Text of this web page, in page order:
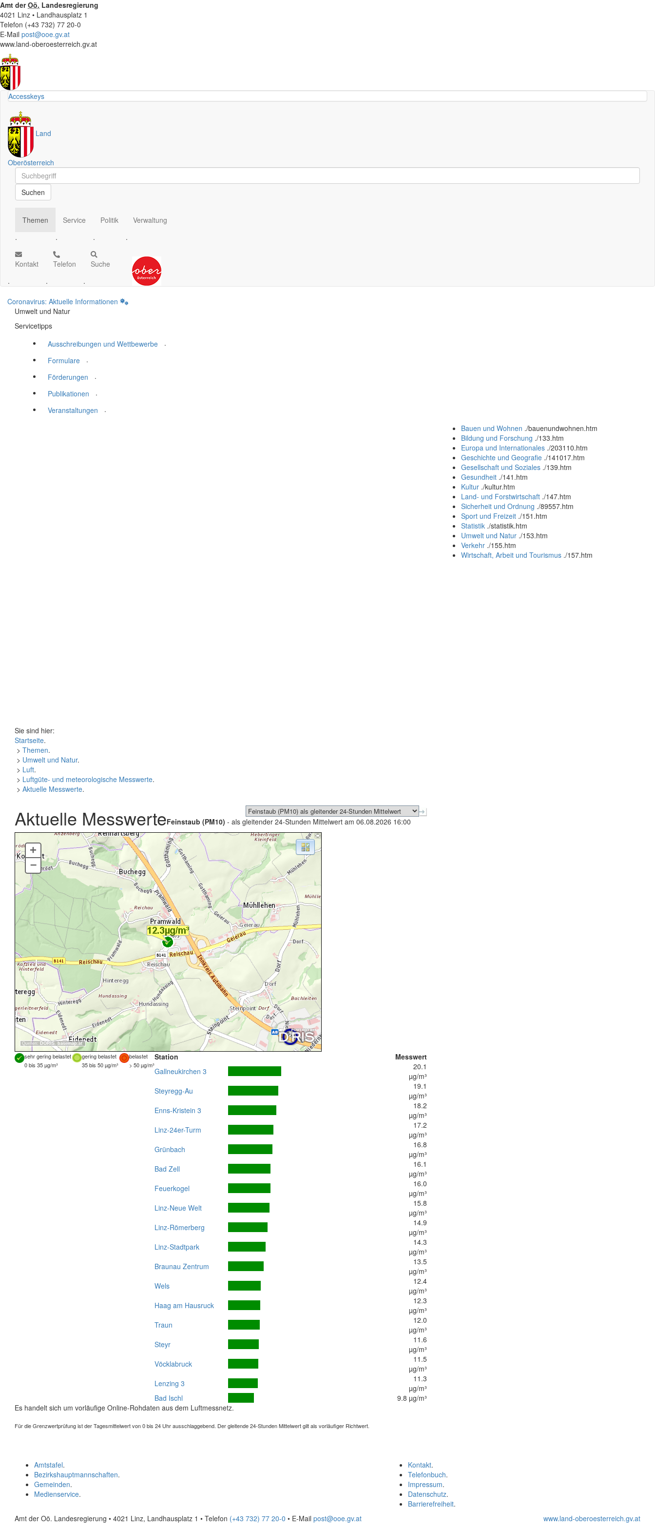
Amt derOö. Landesregierung
4021 Linz • Landhausplatz 1
Telefon (+43 732) 77 20-0
E-Mail post@ooe.gv.at
www.land-oberoesterreich.gv.at
Accesskeys
Land
Oberösterreich
Schnellsuche
Schnellsuche
Suchen
Themen
.
Service
.
Politik
.
Verwaltung
.
Kontakt
.
Telefon
.
Suche
.
Coronavirus: Aktuelle Informationen
Umwelt und Natur
Servicetipps
Ausschreibungen und Wettbewerbe
.
Formulare
.
Förderungen
.
Publikationen
.
Veranstaltungen
.
Bauen und Wohnen ./bauenundwohnen.htm
Bildung und Forschung ./133.htm
Europa und Internationales ./203110.htm
Geschichte und Geografie ./141017.htm
Gesellschaft und Soziales ./139.htm
Gesundheit ./141.htm
Kultur ./kultur.htm
Land- und Forstwirtschaft ./147.htm
Sicherheit und Ordnung ./89557.htm
Sport und Freizeit ./151.htm
Statistik ./statistik.htm
Umwelt und Natur ./153.htm
Verkehr ./155.htm
Wirtschaft, Arbeit und Tourismus ./157.htm
Sie sind hier:
Startseite.
> Themen.
> Umwelt und Natur.
> Luft.
> Luftgüte- und meteorologische Messwerte.
> Aktuelle Messwerte.
Aktuelle MesswerteFeinstaub (PM10) - als gleitender 24-Stunden Mittelwert am 06.08.2026 16:00
Quellen: DORIS, basemap.at
+
–
sehr gering belastet gering belastet
belastet
0 bis 35 µg/m³
35 bis 50 µg/m³ > 50 µg/m³
Station
Messwert
Gallneukirchen 3
20.1
µg/m³
Steyregg-Au
19.1
µg/m³
Enns-Kristein 3
18.2
µg/m³
Linz-24er-Turm
17.2
µg/m³
Grünbach
16.8
µg/m³
Bad Zell
16.1
µg/m³
Feuerkogel
16.0
µg/m³
Linz-Neue Welt
15.8
µg/m³
Linz-Römerberg
14.9
µg/m³
Linz-Stadtpark
14.3
µg/m³
Braunau Zentrum
13.5
µg/m³
Wels
12.4
µg/m³
Haag am Hausruck
12.3
µg/m³
Traun
12.0
µg/m³
Steyr
11.6
µg/m³
Vöcklabruck
11.5
µg/m³
Lenzing 3
11.3
µg/m³
Bad Ischl
9.8 µg/m³
Es handelt sich um vorläufige Online-Rohdaten aus dem Luftmessnetz.
Für die Grenzwertprüfung ist der Tagesmittelwert von 0 bis 24 Uhr ausschlaggebend. Der gleitende 24-Stunden Mittelwert gilt als vorläufiger Richtwert.
Kontakt.
Telefonbuch.
Impressum.
Datenschutz.
Barrierefreiheit.
Amtstafel.
Bezirkshauptmannschaften.
Gemeinden.
Medienservice.
Amt der Oö. Landesregierung • 4021 Linz, Landhausplatz 1 • Telefon (+43 732) 77 20-0 • E-Mail post@ooe.gv.at www.land-oberoesterreich.gv.at